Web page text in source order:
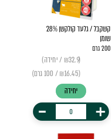
קשקבל / גלעד קולקשן 28%
שומן
200 גרם
(₪32.9 / יחידה)
(₪16.45 / 100 גרם)
יחידה
+
-